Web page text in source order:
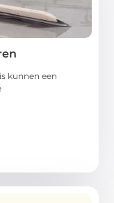
kunnen een